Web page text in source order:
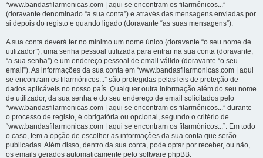
“www.bandasfilarmonicas.com | aqui se encontram os filarmónicos...”
(doravante denominado “a sua conta”) e através das mensagens enviadas por
si depois do registo e quando ligado (doravante “as suas mensagens”).
A sua conta deverá ter no mínimo um nome único (doravante “o seu nome de
utilizador”), uma senha pessoal utilizada para entrar na sua conta (doravante,
“a sua senha”) e um endereço pessoal de email válido (doravante “o seu
email”). As informações da sua conta em “www.bandasfilarmonicas.com | aqui
se encontram os filarmónicos...” são protegidas pelas leis de proteção de
dados aplicáveis no nosso país. Qualquer outra informação além do seu nome
de utilizador, da sua senha e do seu endereço de email solicitados pelo
“www.bandasfilarmonicas.com | aqui se encontram os filarmónicos...” durante
o processo de registo, é obrigatória ou opcional, segundo o critério de
“www.bandasfilarmonicas.com | aqui se encontram os filarmónicos...”. Em todo
o caso, tem a opção de escolher as informações da sua conta que serão
publicadas. Além disso, dentro da sua conta, pode optar por receber, ou não,
os emails gerados automaticamente pelo software phpBB.